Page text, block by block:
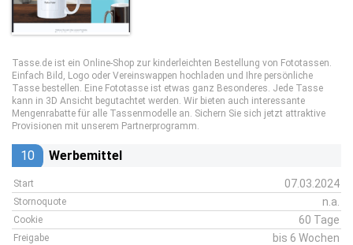
Tasse.de ist ein Online-Shop zur kinderleichten Bestellung von Fototassen.
Einfach Bild, Logo oder Vereinswappen hochladen und Ihre persönliche
Tasse bestellen. Eine Fototasse ist etwas ganz Besonderes. Jede Tasse
kann in 3D Ansicht begutachtet werden. Wir bieten auch interessante
Mengenrabatte für alle Tassenmodelle an. Sichern Sie sich jetzt attraktive
Provisionen mit unserem Partnerprogramm.
10 Werbemittel
Start 07.03.2024
Stornoquote n.a.
Cookie 60 Tage
Freigabe bis 6 Wochen